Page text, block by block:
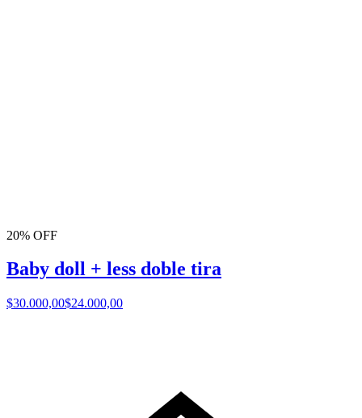
20% OFF
Baby doll + less doble tira
$30.000,00$24.000,00